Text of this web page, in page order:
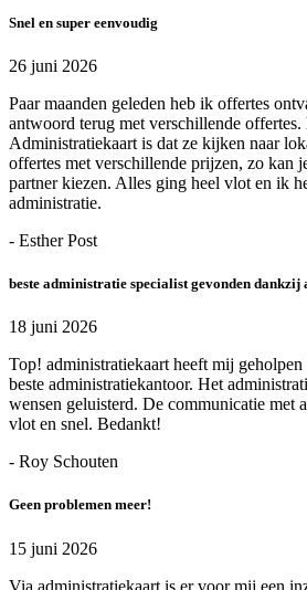
Snel en super eenvoudig
26 juni 2026
Paar maanden geleden heb ik offertes
antwoord terug met verschillende offertes.
Administratiekaart is dat ze kijken naar
offertes met verschillende prijzen, zo kan
partner kiezen. Alles ging heel vlot en ik
administratie.
- Esther Post
beste administratie specialist gevonden
18 juni 2026
Top! administratiekaart heeft mij
beste administratiekantoor. Het
wensen geluisterd. De communicatie met
vlot en snel. Bedankt!
- Roy Schouten
Geen problemen meer!
15 juni 2026
Via administratiekaart is er voor mij een